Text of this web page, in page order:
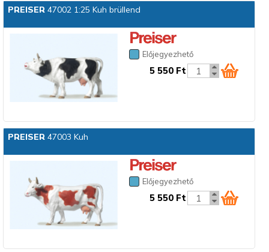
PREISER47002 1:25 Kuh brüllend
Előjegyezhető
5 550 Ft
PREISER47003 Kuh
Előjegyezhető
5 550 Ft